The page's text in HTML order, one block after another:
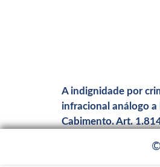
A indignidade por
infracional análogo a
Cabimento. Art.